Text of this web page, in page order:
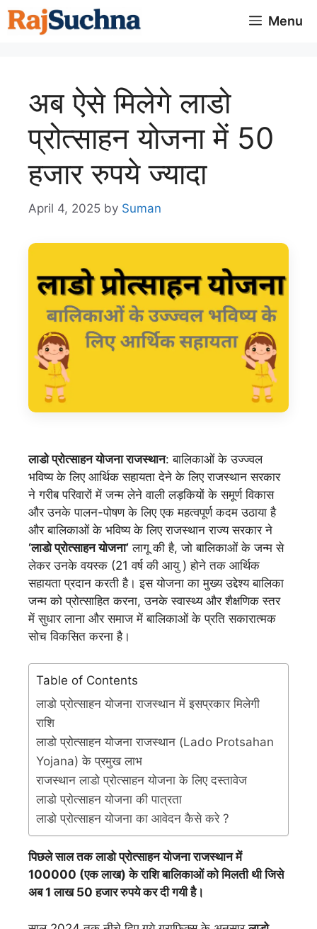
Skip
to
Menu
अब ऐसे मिलेगे लाडो
प्रोत्साहन योजना में 50
हजार रुपये ज्यादा
April 4, 2025 by Suman
लाडो प्रोत्साहन योजना राजस्थान: बालिकाओं के उज्ज्वल
भविष्य के लिए आर्थिक सहायता देने के लिए राजस्थान सरकार
ने गरीब परिवारों में जन्म लेने वाली लड़कियों के समूर्ण विकास
और उनके पालन-पोषण के लिए एक महत्वपूर्ण कदम उठाया है
और बालिकाओं के भविष्य के लिए राजस्थान राज्य सरकार ने
‘लाडो प्रोत्साहन योजना’ लागू की है, जो बालिकाओं के जन्म से
लेकर उनके वयस्क (21 वर्ष की आयु ) होने तक आर्थिक
सहायता प्रदान करती है। इस योजना का मुख्य उद्देश्य बालिका
जन्म को प्रोत्साहित करना, उनके स्वास्थ्य और शैक्षणिक स्तर
में सुधार लाना और समाज में बालिकाओं के प्रति सकारात्मक
सोच विकसित करना है।
Table of Contents
लाडो प्रोत्साहन योजना राजस्थान में इसप्रकार मिलेगी
राशि
लाडो प्रोत्साहन योजना राजस्थान (Lado Protsahan
Yojana) के प्रमुख लाभ
राजस्थान लाडो प्रोत्साहन योजना के लिए दस्तावेज
लाडो प्रोत्साहन योजना की पात्रता
लाडो प्रोत्साहन योजना का आवेदन कैसे करे ?
पिछले साल तक लाडो प्रोत्साहन योजना राजस्थान में
100000 (एक लाख) के राशि बालिकाओं को मिलती थी जिसे
अब 1 लाख 50 हजार रुपये कर दी गयी है।